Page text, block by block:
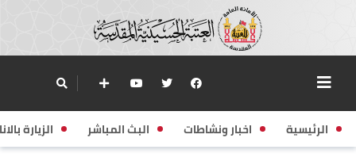
الرئيسية اخبار ونشاطات البث المباشر الزيارة